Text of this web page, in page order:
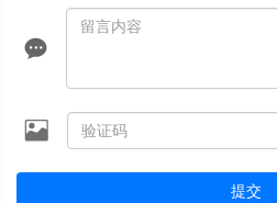
提交